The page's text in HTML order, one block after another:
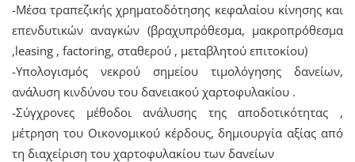
-Μέσα τραπεζικής χρηματοδότησης κεφαλαίου κίνησης και
επενδυτικών αναγκών (βραχυπρόθεσμα, μακροπρόθεσμα
,leasing , factoring, σταθερού , μεταβλητού επιτοκίου)
-Υπολογισμός νεκρού σημείου τιμολόγησης δανείων,
ανάλυση κινδύνου του δανειακού χαρτοφυλακίου .
-Σύγχρονες μέθοδοι ανάλυσης της αποδοτικότητας ,
μέτρηση του Οικονομικού κέρδους, δημιουργία αξίας από
τη διαχείριση του χαρτοφυλακίου των δανείων